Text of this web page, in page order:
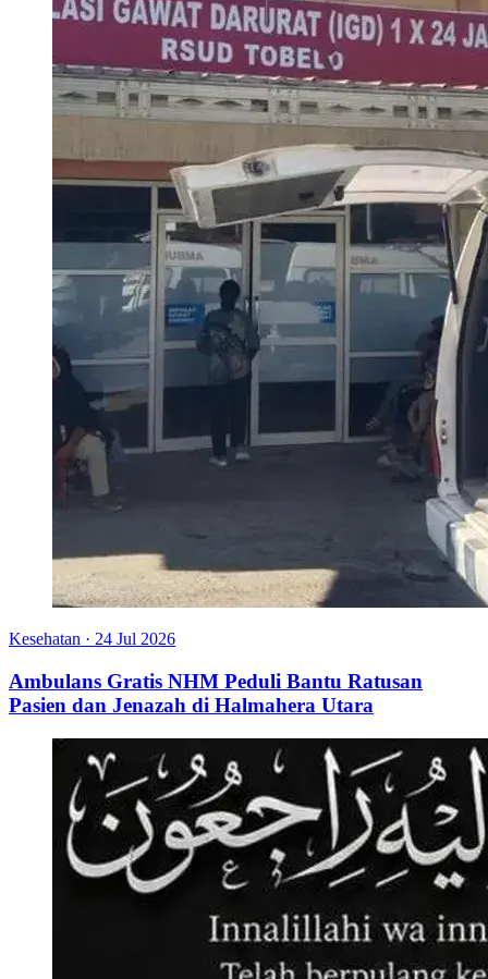
Kesehatan · 24 Jul 2026
Ambulans Gratis NHM Peduli Bantu Ratusan
Pasien dan Jenazah di Halmahera Utara